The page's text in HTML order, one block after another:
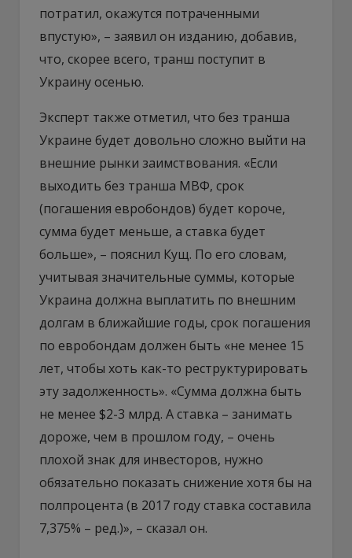
потратил, окажутся потраченными
впустую», – заявил он изданию, добавив,
что, скорее всего, транш поступит в
Украину осенью.
Эксперт также отметил, что без транша
Украине будет довольно сложно выйти на
внешние рынки заимствования. «Если
выходить без транша МВФ, срок
(погашения евробондов) будет короче,
сумма будет меньше, а ставка будет
больше», – пояснил Кущ. По его словам,
учитывая значительные суммы, которые
Украина должна выплатить по внешним
долгам в ближайшие годы, срок погашения
по евробондам должен быть «не менее 15
лет, чтобы хоть как-то реструктурировать
эту задолженность». «Сумма должна быть
не менее $2-3 млрд. А ставка – занимать
дороже, чем в прошлом году, – очень
плохой знак для инвесторов, нужно
обязательно показать снижение хотя бы на
полпроцента (в 2017 году ставка составила
7,375% – ред.)», – сказал он.